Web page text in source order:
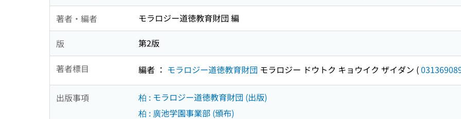
著者・編者 モラロジー道徳教育財団 編
版 第2版
著者標目 編者 ： モラロジー道徳教育財団 モラロジー ドウトク キョウイク ザイダン (
出版事項
柏 : モラロジー道徳教育財団 (出版)
柏 : 廣池学園事業部 (頒布)